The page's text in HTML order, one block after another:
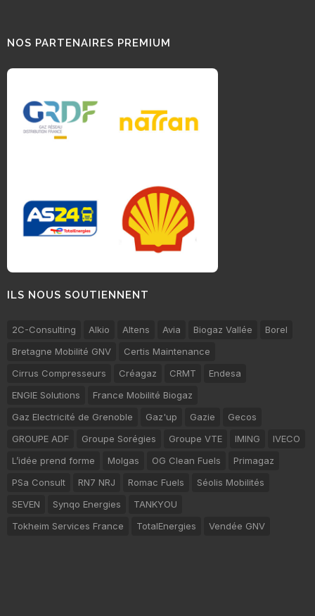
NOS PARTENAIRES PREMIUM
ILS NOUS SOUTIENNENT
2C-Consulting Alkio Altens Avia Biogaz Vallée
Borel
Bretagne Mobilité GNV
Certis Maintenance
Cirrus Compresseurs
Créagaz CRMT
Endesa
ENGIE Solutions
France Mobilité Biogaz
Gaz Electricité de Grenoble
Gaz'up Gazie
Gecos
GROUPE ADF
Groupe Sorégies Groupe VTE IMING
IVECO
L’idée prend forme
Molgas OG Clean Fuels
Primagaz
PSa Consult
RN7 NRJ Romac Fuels
Séolis Mobilités
SEVEN
Synqo Energies
TANKYOU
Tokheim Services France
TotalEnergies Vendée GNV